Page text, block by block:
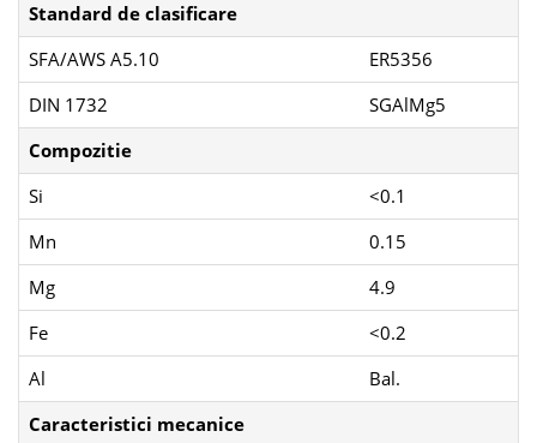
Standard de clasificare
SFA/AWS A5.10
ER5356
DIN 1732
SGAlMg5
Compozitie
Si
<0.1
Mn
0.15
Mg
4.9
Fe
<0.2
Al
Bal.
Caracteristici mecanice